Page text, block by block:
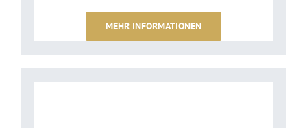
MEHR INFORMATIONEN